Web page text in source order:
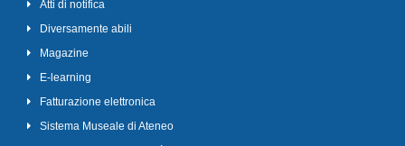
Atti di notifica
Diversamente abili
Magazine
E-learning
Fatturazione elettronica
Sistema Museale di Ateneo